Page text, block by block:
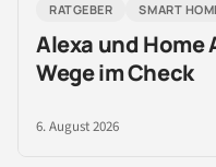
RATGEBER
SMART
Alexa und
Wege im Check
6. August 2026